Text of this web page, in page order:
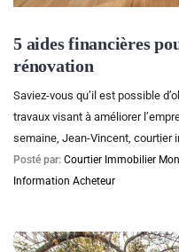
5 aides financières
rénovation
Saviez-vous qu’il est possible
travaux visant à améliorer
semaine, Jean-Vincent, courtier
Posté par: Courtier Immobilier
Information Acheteur